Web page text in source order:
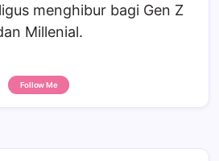
menghibur bagi Gen Z
Millenial.
Follow Me